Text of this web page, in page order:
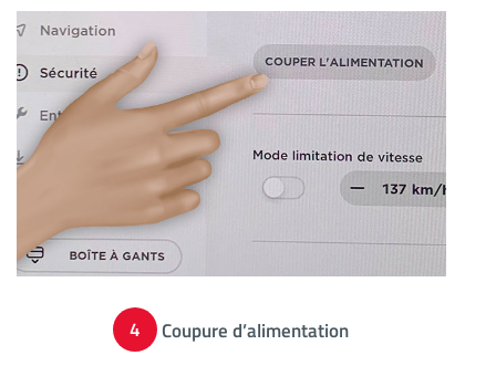
4
Coupure d’alimentation